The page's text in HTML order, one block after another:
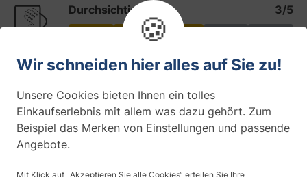
Durchsichtigkeit : 3/5
UV-Schutz : 55 %
Farbe
🍪
Wir schneiden hier alles auf Sie zu!
Unsere Cookies bieten Ihnen ein tolles
Einkaufserlebnis mit allem was dazu gehört. Zum
Beispiel das Merken von Einstellungen und passende
Angebote.
Mit Klick auf „Akzeptieren Sie alle Cookies“ erteilen Sie Ihre